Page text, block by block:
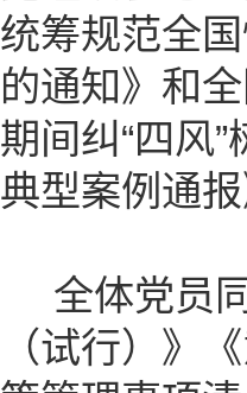
统筹规范全
的通知》和
期间纠“四风
典型案例通报
全体党员同
（试行）》